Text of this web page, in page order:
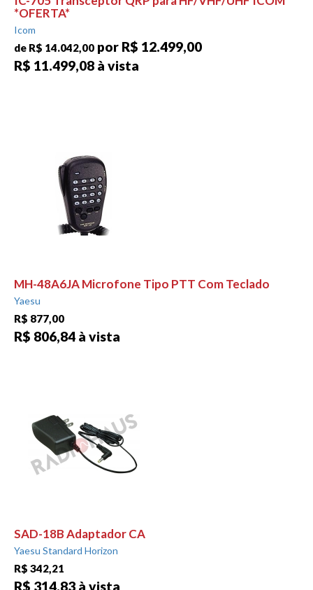
*OFERTA*
Icom
de R$ 14.042,00 por R$ 12.499,00
R$ 11.499,08 à vista
MH-48A6JA Microfone Tipo PTT Com Teclado
Yaesu
R$ 877,00
R$ 806,84 à vista
SAD-18B Adaptador CA
Yaesu Standard Horizon
R$ 342,21
R$ 314,83 à vista